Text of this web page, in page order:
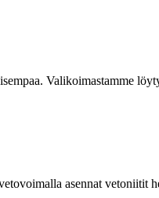
Valikoimastamme
asennat vetoniitit